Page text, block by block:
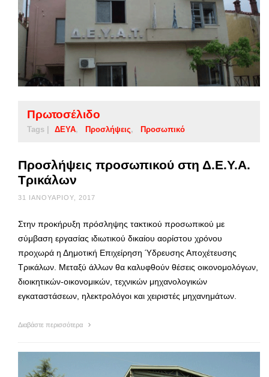
Πρωτοσέλιδο
Tags | ΔΕΥΑ Προσλήψεις Προσωπικό
Προσλήψεις προσωπικού στη Δ.Ε.Υ.Α.
Τρικάλων
31 ΙΑΝΟΥΑΡΊΟΥ, 2017
Στην προκήρυξη πρόσληψης τακτικού προσωπικού με
σύμβαση εργασίας ιδιωτικού δικαίου αορίστου χρόνου
προχωρά η Δημοτική Επιχείρηση Ύδρευσης Αποχέτευσης
Τρικάλων. Μεταξύ άλλων θα καλυφθούν θέσεις οικονομολόγων,
διοικητικών-οικονομικών, τεχνικών μηχανολογικών
εγκαταστάσεων, ηλεκτρολόγοι και χειριστές μηχανημάτων.
Διαβάστε περισσότερα